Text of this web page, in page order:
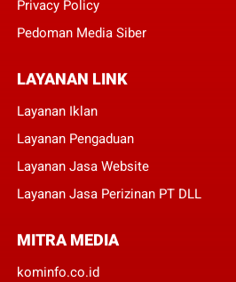
Privacy Policy
Pedoman Media Siber
LAYANAN LINK
Layanan Iklan
Layanan Pengaduan
Layanan Jasa Website
Layanan Jasa Perizinan PT DLL
MITRA MEDIA
kominfo.co.id